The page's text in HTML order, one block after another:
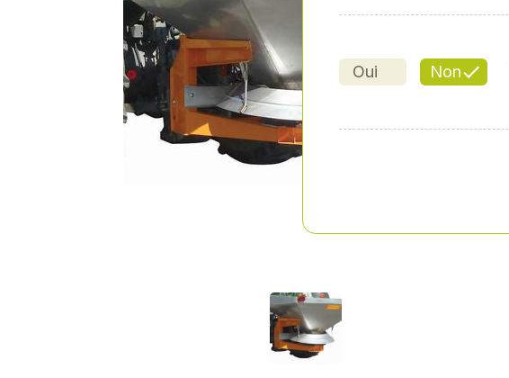
Oui Non